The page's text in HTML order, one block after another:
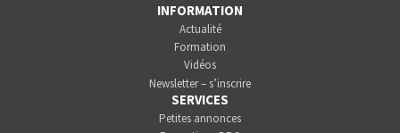
INFORMATION
Actualité
Formation
Vidéos
Newsletter – s’inscrire
SERVICES
Petites annonces